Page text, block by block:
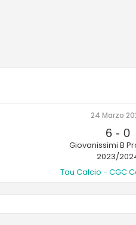
24 Marzo
6- 0
Giovanissimi B
2023/
Tau Calcio - CGC